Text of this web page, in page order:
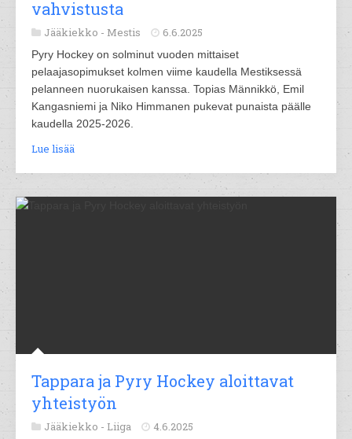
vahvistusta
Jääkiekko - Mestis 6.6.2025
Pyry Hockey on solminut vuoden mittaiset
pelaajasopimukset kolmen viime kaudella Mestiksessä
pelanneen nuorukaisen kanssa. Topias Männikkö, Emil
Kangasniemi ja Niko Himmanen pukevat punaista päälle
kaudella 2025-2026.
Lue lisää
Tappara ja Pyry Hockey aloittavat
yhteistyön
Jääkiekko - Liiga 4.6.2025